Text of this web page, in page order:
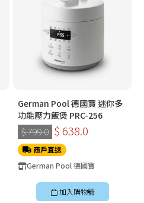
German Pool 德國寶 迷你多
功能壓力飯煲 PRC-256
$ 799.0 $ 638.0
商戶直送
German Pool 德國寶
加入購物籃